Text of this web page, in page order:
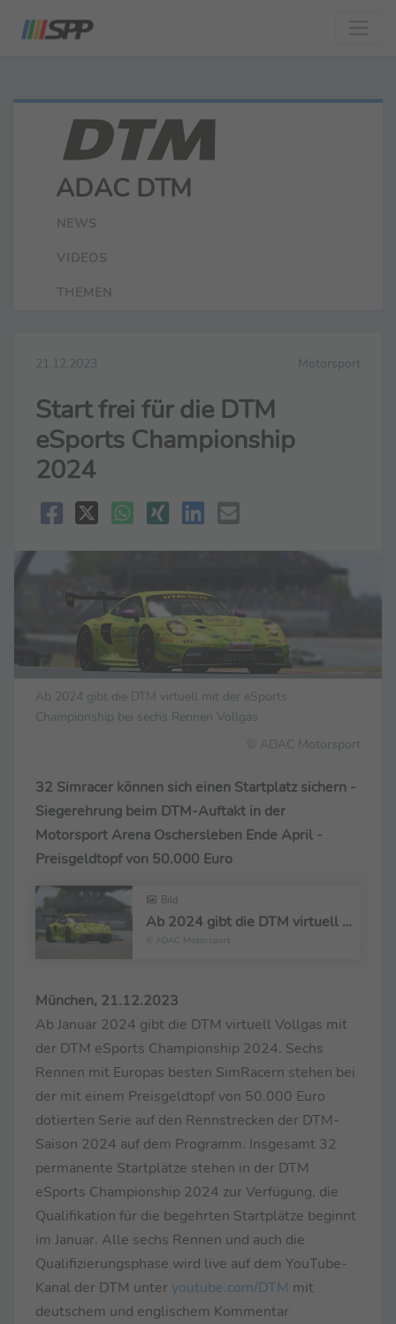
ADAC DTM
NEWS
VIDEOS
THEMEN
21.12.2023 Motorsport
Start frei für die DTM
eSports Championship
2024
Ab 2024 gibt die DTM virtuell mit der eSports
Championship bei sechs Rennen Vollgas
© ADAC Motorsport
32 Simracer können sich einen Startplatz sichern -
Siegerehrung beim DTM-Auftakt in der
Motorsport Arena Oschersleben Ende April -
Preisgeldtopf von 50.000 Euro
Bild
Ab 2024 gibt die DTM virtuell mit der eSports Championship bei sechs Rennen Vollgas
© ADAC Motorsport
München, 21.12.2023
Ab Januar 2024 gibt die DTM virtuell Vollgas mit
der DTM eSports Championship 2024. Sechs
Rennen mit Europas besten SimRacern stehen bei
der mit einem Preisgeldtopf von 50.000 Euro
dotierten Serie auf den Rennstrecken der DTM-
Saison 2024 auf dem Programm. Insgesamt 32
permanente Startplätze stehen in der DTM
eSports Championship 2024 zur Verfügung, die
Qualifikation für die begehrten Startplätze beginnt
im Januar. Alle sechs Rennen und auch die
Qualifizierungsphase wird live auf dem YouTube-
Kanal der DTM unter youtube.com/DTM mit
deutschem und englischem Kommentar